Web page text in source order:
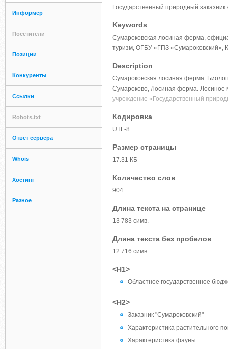
Информер
Посетители
Позиции
Конкуренты
Ссылки
Robots.txt
Ответ сервера
Whois
Хостинг
Разное
Государственный природный
Keywords
Сумароковская лосиная ферма,
туризм, ОГБУ «ГПЗ «Сумароковский»,
Description
Сумароковская лосиная ферма.
Сумароково, Лосиная ферма. Лосиное
учреждение «Государственный
Кодировка
UTF-8
Размер страницы
17.31 КБ
Количество слов
904
Длина текста на странице
13 783 симв.
Длина текста без пробелов
12 716 симв.
<H1>
Областное государственное
<H2>
Заказник "Сумароковский"
Характеристика растительного
Характеристика фауны